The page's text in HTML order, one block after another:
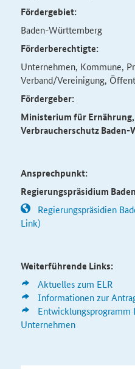
Fördergebiet:
Baden-Württemberg
Förderberechtigte:
Unternehmen, Kommune,
Verband/Vereinigung,
Fördergeber:
Ministerium für
Verbraucherschutz
Ansprechpunkt:
Regierungspräsidium
Regierungspräsidien
Link)
Weiterführende Links:
Aktuelles zum ELR
Informationen zur
Entwicklungsprogramm
Unternehmen